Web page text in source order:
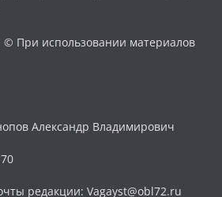
При использовании материалов
Александр Владимирович
редакции: Vagayst@obl72.ru